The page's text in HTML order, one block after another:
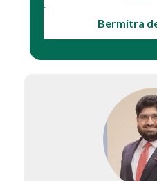
Bermitra